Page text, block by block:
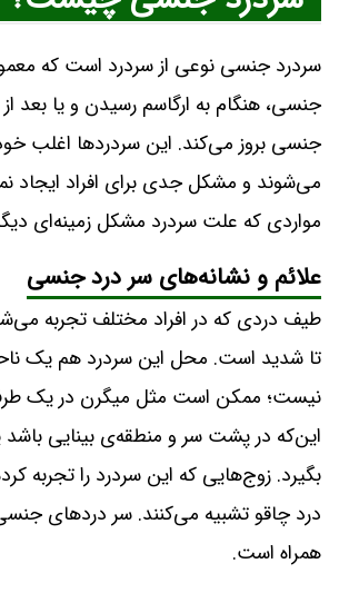
سردرد جنسی نوعی از سردرد است که
جنسی، هنگام به ارگاسم رسیدن و یا بعد از
جنسی بروز می‌کند. این سردردها اغلب
می‌شوند و مشکل جدی برای افراد ایجاد
مواردی که علت سردرد مشکل زمینه‌ای
علائم و نشانه‌های سر درد جنسی
طیف دردی که در افراد مختلف تجربه
تا شدید است. محل این سردرد هم یک
نیست؛ ممکن است مثل میگرن در یک
این‌که در پشت سر و منطقه‌ی بینایی باشد
بگیرد. زوج‌هایی که این سردرد را تجربه
درد چاقو تشبیه می‌کنند. سر دردهای
همراه است.